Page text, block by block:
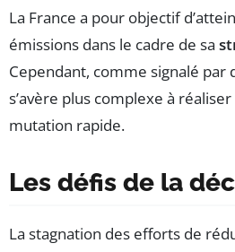
La France a pour objectif
émissions dans le cadre de sa
Cependant, comme signalé
s’avère plus complexe à
mutation rapide.
Les défis de la
La stagnation des efforts de